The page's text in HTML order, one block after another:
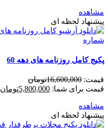
مشاهده
پیشنهاد لحظه ای
پکیج کامل روزنامه های دهه 60
قیمت: 16,600,000تومان
قیمت برای شما: 5,800,000تومان
مشاهده
پیشنهاد لحظه ای